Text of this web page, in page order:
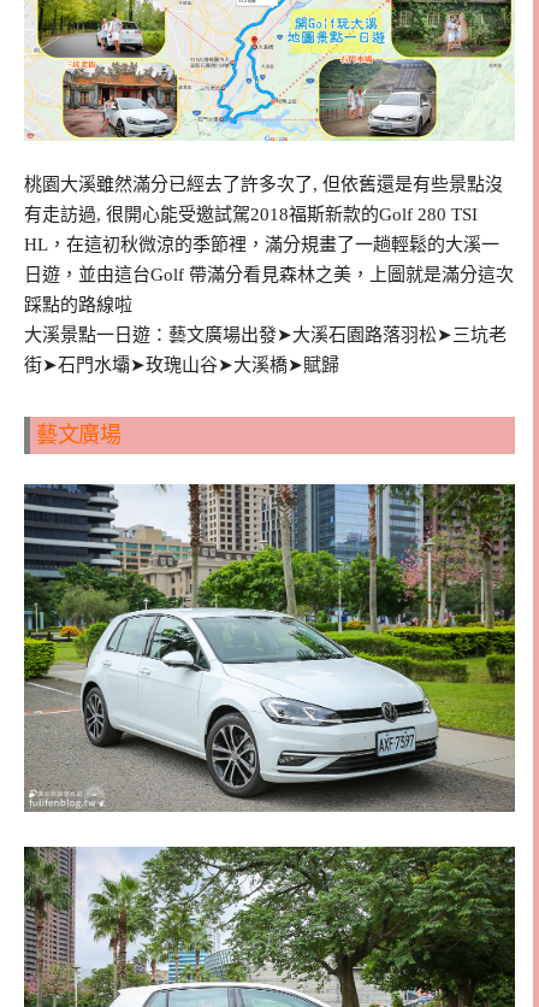
桃園大溪雖然滿分已經去了許多次了, 但依舊還是有些景點沒
有走訪過, 很開心能受邀試駕2018福斯新款的Golf 280 TSI
HL，在這初秋微涼的季節裡，滿分規畫了一趟輕鬆的大溪一
日遊，並由這台Golf 帶滿分看見森林之美，上圖就是滿分這次
踩點的路線啦
大溪景點一日遊：藝文廣場出發➤大溪石園路落羽松➤三坑老
街➤石門水壩➤玫瑰山谷➤大溪橋➤賦歸
藝文廣場